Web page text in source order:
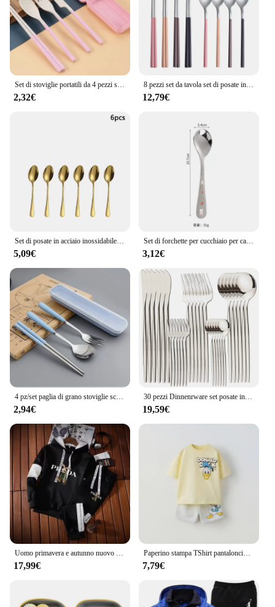
2,32€
8 pezzi set da tavola set di posate in acciaio inossidabile cucchiai coreani bacchette set da pranzo utensili da cucina set di posate cucchiaio set di posate
12,79€
5,09€
Set di forchette per cucchiaio per cartoni animati economici posate per bambini da viaggio stoviglie da campeggio gelato paletta da Dessert stoviglie in acciaio inossidabile
3,12€
4 pz/set paglia di grano stoviglie scatola cucchiaio forchetta bacchette posate stoviglie bambini adulti viaggio accessori da cucina portatili
2,94€
30 pezzi Dinnenrware set posate in acciaio inossidabile oro coltello forchetta cucchiaio stoviglie posate da cucina specchio cena servizio a domicilio
19,59€
Uomo primavera e autunno nuovo marchio di lusso abbigliamento sportivo Casual Set da 2 pezzi + pantaloni lunghi tendenza moda Versatile felpa con cappuccio da uomo
17,99€
Paperino stampa TShirt pantaloncini Casual abiti sportivi bambini Cartoon girocollo Tees 2 pezzi Set neonati maschi manica corta top + pantaloncini
7,79€